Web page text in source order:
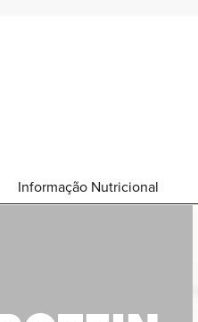
Informação Nutricional